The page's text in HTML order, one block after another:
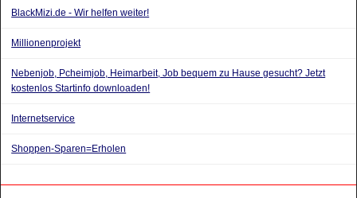
BlackMizi.de - Wir helfen weiter!
Millionenprojekt
Nebenjob, Pcheimjob, Heimarbeit, Job bequem zu Hause gesucht? Jetzt
kostenlos Startinfo downloaden!
Internetservice
Shoppen-Sparen=Erholen